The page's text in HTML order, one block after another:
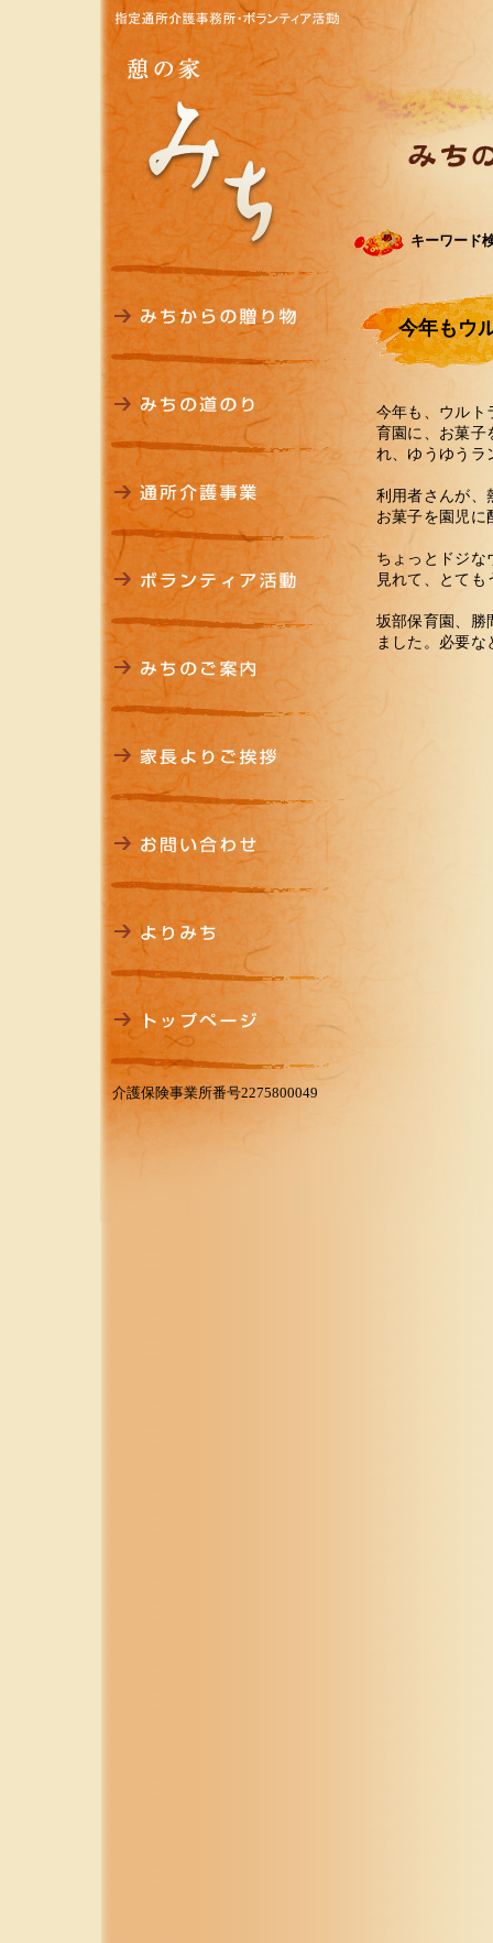
介護保険事業所番号2275800049
キーワード
今年もウ
今年も、ウルト
育園に、お菓子
れ、ゆうゆうラ
利用者さんが、
お菓子を園児に
ちょっとドジ
見れて、とて
坂部保育園、勝
ました。必要